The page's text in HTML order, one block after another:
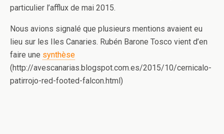
particulier l’afflux de mai 2015.
Nous avions signalé que plusieurs mentions avaient eu
lieu sur les Iles Canaries. Rubén Barone Tosco vient d’en
faire une synthèse
(http://avescanarias.blogspot.com.es/2015/10/cernicalo-
patirrojo-red-footed-falcon.html)